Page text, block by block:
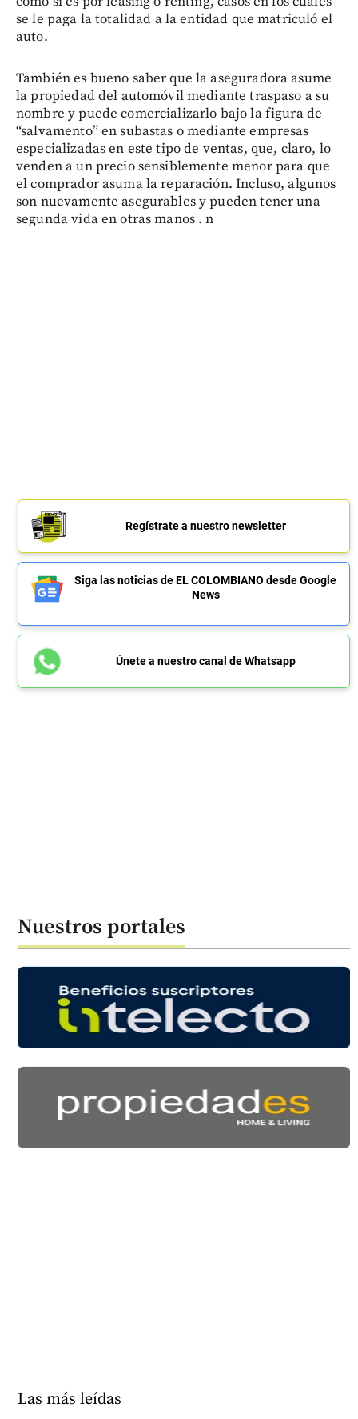
se le paga la totalidad a la entidad que matriculó el
auto.
También es bueno saber que la aseguradora asume
la propiedad del automóvil mediante traspaso a su
nombre y puede comercializarlo bajo la figura de
“salvamento” en subastas o mediante empresas
especializadas en este tipo de ventas, que, claro, lo
venden a un precio sensiblemente menor para que
el comprador asuma la reparación. Incluso, algunos
son nuevamente asegurables y pueden tener una
segunda vida en otras manos . n
Regístrate a nuestro newsletter
Siga las noticias de EL COLOMBIANO desde Google
News
Únete a nuestro canal de Whatsapp
Nuestros portales
Las más leídas